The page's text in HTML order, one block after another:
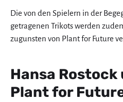
Die von den Spielern in der
getragenen Trikots werden
zugunsten von Plant for Future
Hansa
Plant for